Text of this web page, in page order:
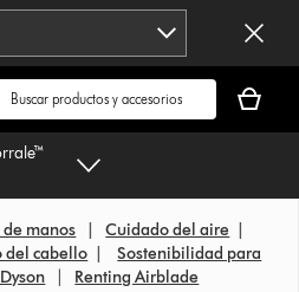
cesta
está
de manos |Cuidado del aire
del cabello
Sostenibilidad para
Renting Airblade